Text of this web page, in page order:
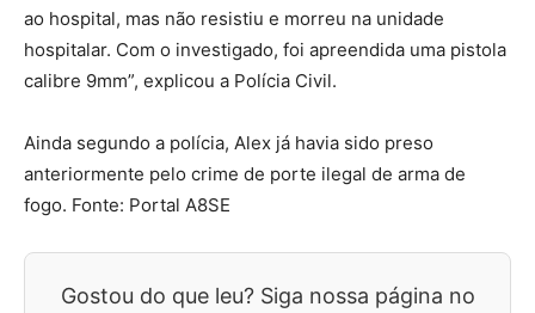
ao hospital, mas não resistiu e morreu na unidade
hospitalar. Com o investigado, foi apreendida uma pistola
calibre 9mm”, explicou a Polícia Civil.
Ainda segundo a polícia, Alex já havia sido preso
anteriormente pelo crime de porte ilegal de arma de
fogo. Fonte: Portal A8SE
Gostou do que leu? Siga nossa página no